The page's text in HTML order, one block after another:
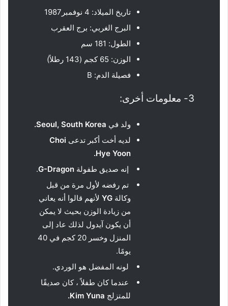
تاريخ الميلاد: 4 نوفمبر1987
البرج الغربي: برج العقرب
الطول: 181 سم
الوزن: 65 كجم (143 رطلاً)
فصيلة الدم: B
3- معلومات أخرى:
ولد في Seoul, South Korea
.
لديه أخت أكبر تدعى Choi
Hye Yoon
.
إنه صديق طفولة G-Dragon
.
تم رفضه لأول مرة من قبل
وكالة YG لأنهم قالوا أنه يعاني
من زيادة الوزن بحيث لا يمكن
أن يكون آيدول لذلك عاد إلى
المنزل وخسر 20 كجم في 40
يومًا.
لونه المفضل هو الوردي.
عندما كان طفلاً ، كان صديقًا
للمتزلج Kim Yuna
.